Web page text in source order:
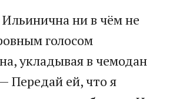
ни в чём не
голосом
укладывая в чемодан
Передай ей, что я